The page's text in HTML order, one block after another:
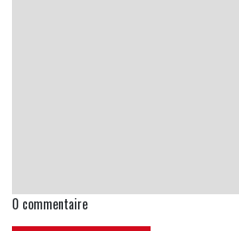
0 commentaire